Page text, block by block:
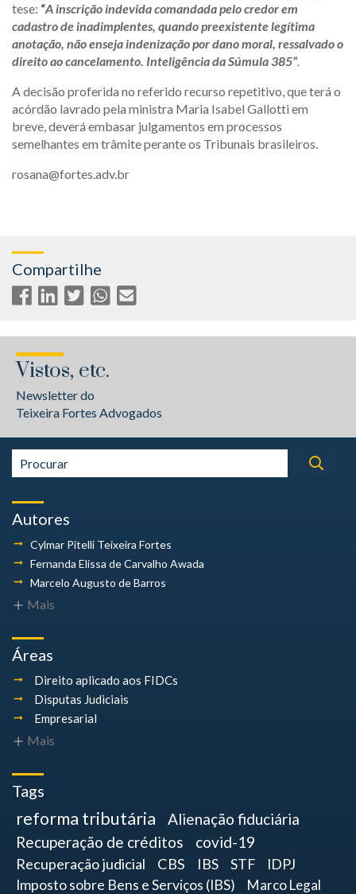
tese: “A inscrição indevida comandada pelo credor em
cadastro de inadimplentes, quando preexistente legítima
anotação, não enseja indenização por dano moral, ressalvado o
direito ao cancelamento. Inteligência da Súmula 385”.
A decisão proferida no referido recurso repetitivo, que terá o
acórdão lavrado pela ministra Maria Isabel Gallotti em
breve, deverá embasar julgamentos em processos
semelhantes em trâmite perante os Tribunais brasileiros.
rosana@fortes.adv.br
Compartilhe
Vistos, etc.
Newsletter do
Teixeira Fortes Advogados
Autores
Cylmar Pitelli Teixeira Fortes
Fernanda Elissa de Carvalho Awada
Marcelo Augusto de Barros
Mais
Áreas
Direito aplicado aos FIDCs
Disputas Judiciais
Empresarial
Mais
Tags
reforma tributária
Alienação fiduciária
Recuperação de créditos
covid-19
Recuperação judicial CBS IBS STF
IDPJ
Imposto sobre Bens e Serviços (IBS)
Marco Legal